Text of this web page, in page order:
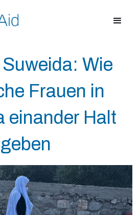
Wie
Frauen in
einander Halt
geben